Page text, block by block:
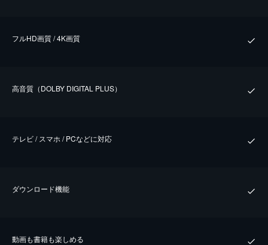
フルHD画質 / 4K画質
⾼⾳質（DOLBY DIGITAL PLUS）
テレビ / スマホ / PCなどに対応
ダウンロード機能
動画も書籍も楽しめる